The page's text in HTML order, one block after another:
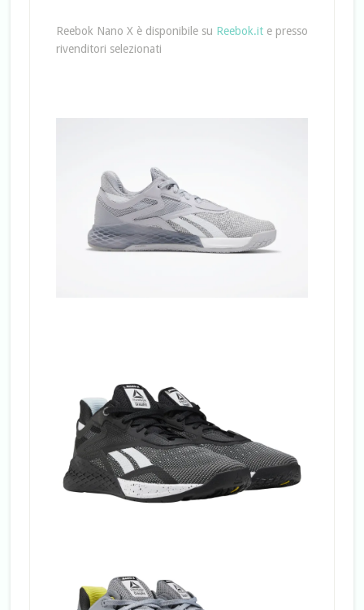
Reebok Nano X è disponibile su Reebok.ite presso
rivenditori selezionati